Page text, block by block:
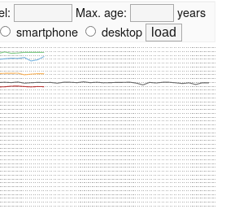
Max. age:
years
smartphone desktop